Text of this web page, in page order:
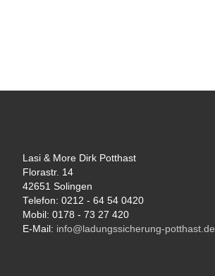
Lasi & More Dirk Potthast
Florastr. 14
42651 Solingen
Telefon: 0212 - 64 54 0420
Mobil: 0178 - 73 27 420
E-Mail: info@ladungssicherung-potthast.de